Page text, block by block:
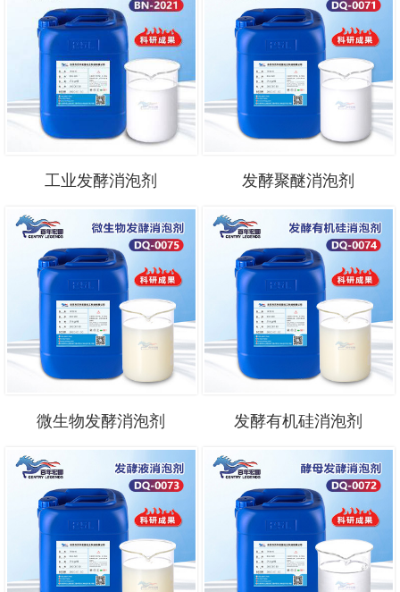
工业发酵消泡剂 发酵聚醚消泡剂
微生物发酵消泡剂 发酵有机硅消泡剂